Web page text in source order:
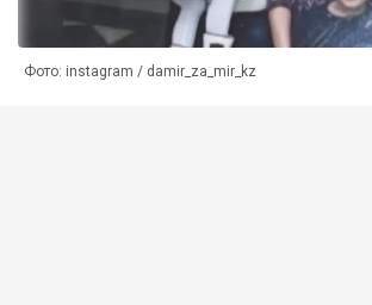
Фото: instagram / damir_za_mir_kz